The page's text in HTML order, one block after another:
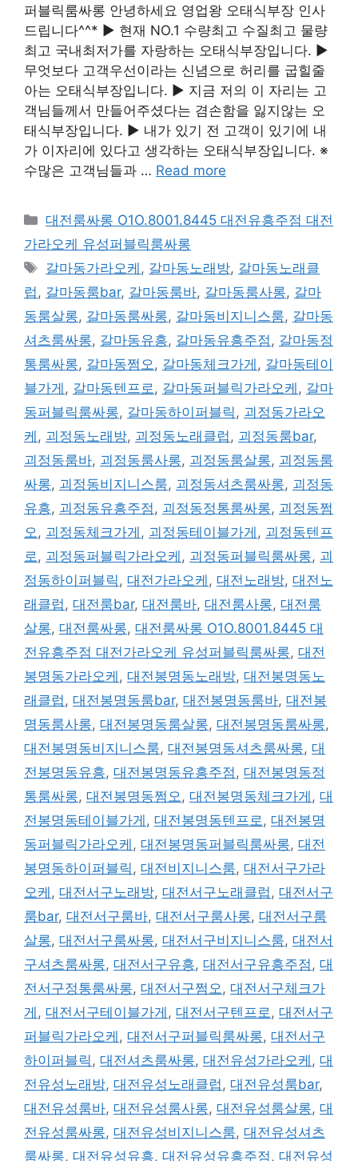
퍼블릭룸싸롱 안녕하세요 영업왕 오태식부장 인사
드립니다^^* ▶ 현재 NO.1 수량최고 수질최고 물량
최고 국내최저가를 자랑하는 오태식부장입니다. ▶
무엇보다 고객우선이라는 신념으로 허리를 굽힐줄
아는 오태식부장입니다. ▶ 지금 저의 이 자리는 고
객님들께서 만들어주셨다는 겸손함을 잃지않는 오
태식부장입니다. ▶ 내가 있기 전 고객이 있기에 내
가 이자리에 있다고 생각하는 오태식부장입니다. ※
수많은 고객님들과 … Read more
카
테
고
리
대전룸싸롱 O1O.8001.8445 대전유흥주점 대전
가라오케 유성퍼블릭룸싸롱
태
그
갈마동가라오케 , 갈마동노래방, 갈마동노래클
럽 , 갈마동룸bar, 갈마동룸바, 갈마동룸사롱, 갈마
동룸살롱, 갈마동룸싸롱, 갈마동비지니스룸, 갈마동
셔츠룸싸롱, 갈마동유흥, 갈마동유흥주점 , 갈마동정
통룸싸롱, 갈마동쩜오 , 갈마동체크가게 , 갈마동테이
블가게 , 갈마동텐프로 , 갈마동퍼블릭가라오케 , 갈마
동퍼블릭룸싸롱, 갈마동하이퍼블릭 , 괴정동가라오
케 , 괴정동노래방, 괴정동노래클럽 , 괴정동룸bar,
괴정동룸바, 괴정동룸사롱, 괴정동룸살롱, 괴정동룸
싸롱, 괴정동비지니스룸, 괴정동셔츠룸싸롱, 괴정동
유흥, 괴정동유흥주점 , 괴정동정통룸싸롱, 괴정동쩜
오 , 괴정동체크가게 , 괴정동테이블가게 , 괴정동텐프
로 , 괴정동퍼블릭가라오케 , 괴정동퍼블릭룸싸롱, 괴
정동하이퍼블릭 , 대전가라오케 , 대전노래방, 대전노
래클럽 , 대전룸bar, 대전룸바, 대전룸사롱, 대전룸
살롱, 대전룸싸롱, 대전룸싸롱 O1O.8001.8445 대
전유흥주점 대전가라오케 유성퍼블릭룸싸롱, 대전
봉명동가라오케 , 대전봉명동노래방, 대전봉명동노
래클럽 , 대전봉명동룸bar, 대전봉명동룸바, 대전봉
명동룸사롱, 대전봉명동룸살롱, 대전봉명동룸싸롱,
대전봉명동비지니스룸, 대전봉명동셔츠룸싸롱, 대
전봉명동유흥, 대전봉명동유흥주점 , 대전봉명동정
통룸싸롱, 대전봉명동쩜오 , 대전봉명동체크가게 , 대
전봉명동테이블가게 , 대전봉명동텐프로 , 대전봉명
동퍼블릭가라오케 , 대전봉명동퍼블릭룸싸롱, 대전
봉명동하이퍼블릭 , 대전비지니스룸, 대전서구가라
오케 , 대전서구노래방, 대전서구노래클럽 , 대전서구
룸bar, 대전서구룸바, 대전서구룸사롱, 대전서구룸
살롱, 대전서구룸싸롱, 대전서구비지니스룸, 대전서
구셔츠룸싸롱, 대전서구유흥, 대전서구유흥주점 , 대
전서구정통룸싸롱, 대전서구쩜오 , 대전서구체크가
게 , 대전서구테이블가게 , 대전서구텐프로 , 대전서구
퍼블릭가라오케 , 대전서구퍼블릭룸싸롱, 대전서구
하이퍼블릭 , 대전셔츠룸싸롱, 대전유성가라오케 , 대
전유성노래방, 대전유성노래클럽 , 대전유성룸bar,
대전유성룸바, 대전유성룸사롱, 대전유성룸살롱, 대
전유성룸싸롱, 대전유성비지니스룸, 대전유성셔츠
룸싸롱, 대전유성유흥, 대전유성유흥주점 , 대전유성